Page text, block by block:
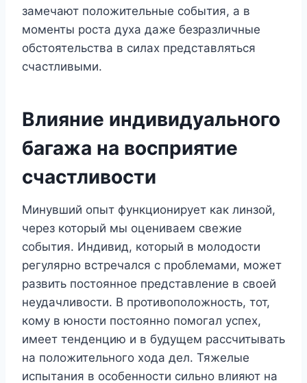
замечают положительные события, а в
моменты роста духа даже безразличные
обстоятельства в силах представляться
счастливыми.
Влияние индивидуального
багажа на восприятие
счастливости
Минувший опыт функционирует как линзой,
через который мы оцениваем свежие
события. Индивид, который в молодости
регулярно встречался с проблемами, может
развить постоянное представление в своей
неудачливости. В противоположность, тот,
кому в юности постоянно помогал успех,
имеет тенденцию и в будущем рассчитывать
на положительного хода дел. Тяжелые
испытания в особенности сильно влияют на